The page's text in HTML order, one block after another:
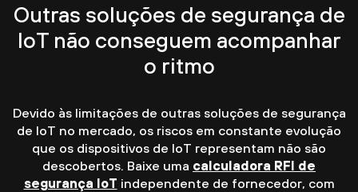
Outras soluções de segurança de
IoT não conseguem acompanhar
o ritmo
Devido às limitações de outras soluções de segurança
de IoT no mercado, os riscos em constante evolução
que os dispositivos de IoT representam não são
descobertos. Baixe uma calculadora RFI de
segurança IoT independente de fornecedor, com